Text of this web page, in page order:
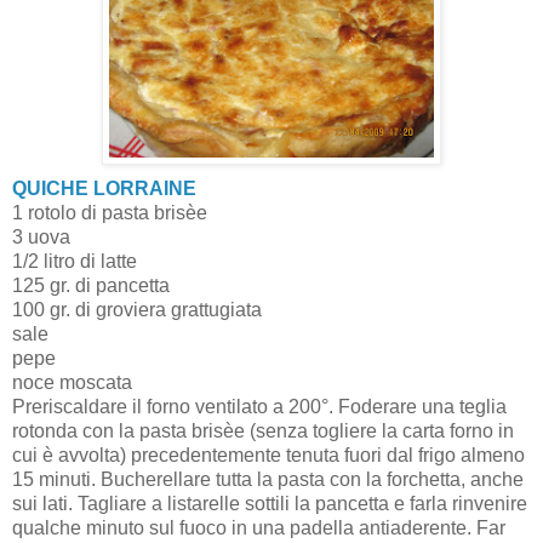
QUICHE LORRAINE
1 rotolo di pasta brisèe
3 uova
1/2 litro di latte
125 gr. di pancetta
100 gr. di groviera grattugiata
sale
pepe
noce moscata
Preriscaldare il forno ventilato a 200°. Foderare una teglia
rotonda con la pasta brisèe (senza togliere la carta forno in
cui è avvolta) precedentemente tenuta fuori dal frigo almeno
15 minuti. Bucherellare tutta la pasta con la forchetta, anche
sui lati. Tagliare a listarelle sottili la pancetta e farla rinvenire
qualche minuto sul fuoco in una padella antiaderente. Far